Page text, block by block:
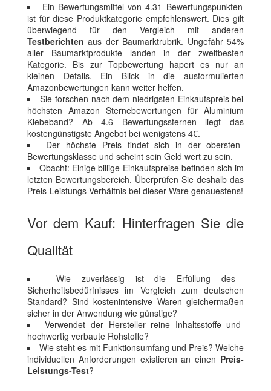
Ein Bewertungsmittel von 4.31 Bewertungspunkten
ist für diese Produktkategorie empfehlenswert. Dies gilt
überwiegend für den Vergleich mit anderen
Testberichten aus der Baumarktrubrik. Ungefähr 54%
aller Baumarktprodukte landen in der zweitbesten
Kategorie. Bis zur Topbewertung hapert es nur an
kleinen Details. Ein Blick in die ausformulierten
Amazonbewertungen kann weiter helfen.
Sie forschen nach dem niedrigsten Einkaufspreis bei
höchsten Amazon Sternebewertungen für Aluminium
Klebeband? Ab 4.6 Bewertungssternen liegt das
kostengünstigste Angebot bei wenigstens 4€.
Der höchste Preis findet sich in der obersten
Bewertungsklasse und scheint sein Geld wert zu sein.
Obacht: Einige billige Einkaufspreise befinden sich im
letzten Bewertungsbereich. Überprüfen Sie deshalb das
Preis-Leistungs-Verhältnis bei dieser Ware genauestens!
Vor dem Kauf: Hinterfragen Sie die
Qualität
Wie zuverlässig ist die Erfüllung des
Sicherheitsbedürfnisses im Vergleich zum deutschen
Standard? Sind kostenintensive Waren gleichermaßen
sicher in der Anwendung wie günstige?
Verwendet der Hersteller reine Inhaltsstoffe und
hochwertig verbaute Rohstoffe?
Wie steht es mit Funktionsumfang und Preis? Welche
individuellen Anforderungen existieren an einen Preis-
Leistungs-Test?